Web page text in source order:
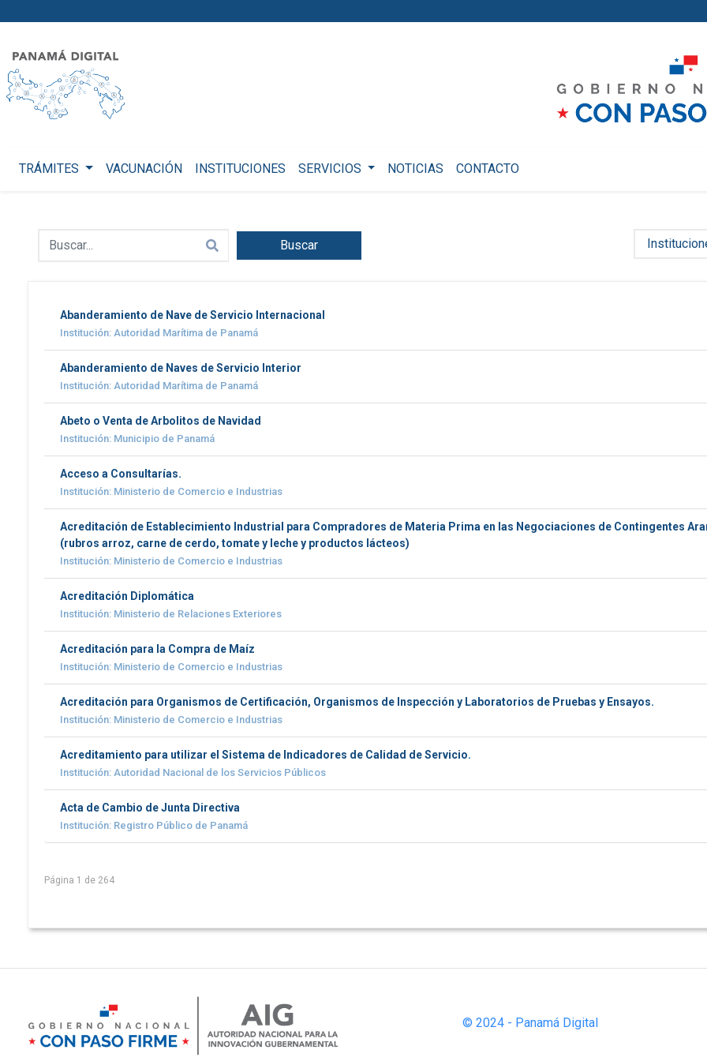
TRÁMITES VACUNACIÓN INSTITUCIONES SERVICIOS NOTICIAS CONTACTO
Buscar
Abanderamiento de Nave de Servicio Internacional
Institución: Autoridad Marítima de Panamá
Abanderamiento de Naves de Servicio Interior
Institución: Autoridad Marítima de Panamá
Abeto o Venta de Arbolitos de Navidad
Institución: Municipio de Panamá
Acceso a Consultarías.
Institución: Ministerio de Comercio e Industrias
Acreditación de Establecimiento Industrial para Compradores de Materia Prima en las Negociaciones de Contingentes
(rubros arroz, carne de cerdo, tomate y leche y productos lácteos)
Institución: Ministerio de Comercio e Industrias
Acreditación Diplomática
Institución: Ministerio de Relaciones Exteriores
Acreditación para la Compra de Maíz
Institución: Ministerio de Comercio e Industrias
Acreditación para Organismos de Certificación, Organismos de Inspección y Laboratorios de Pruebas y Ensayos.
Institución: Ministerio de Comercio e Industrias
Acreditamiento para utilizar el Sistema de Indicadores de Calidad de Servicio.
Institución: Autoridad Nacional de los Servicios Públicos
Acta de Cambio de Junta Directiva
Institución: Registro Público de Panamá
Página 1 de 264
© 2024 - Panamá Digital